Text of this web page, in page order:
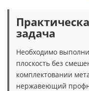
задача
Необходимо
плоскость без
комплектовании
нержавеющий